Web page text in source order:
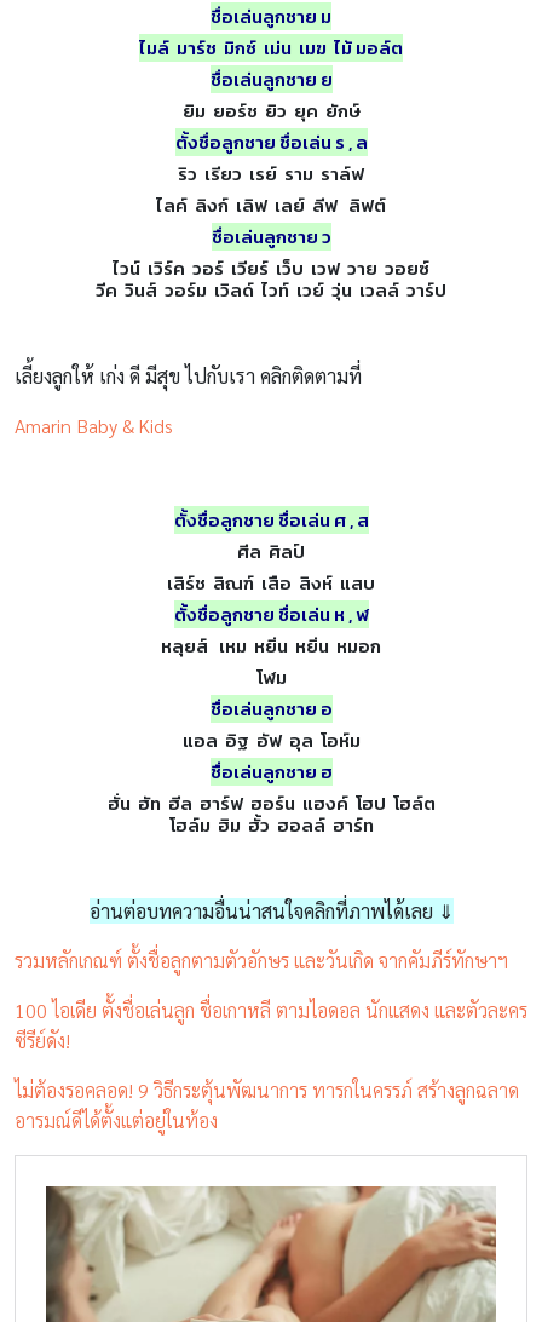
ชื่อเล่นลูกชาย ม
ไมล์ มาร์ช มิกซ์ เม่น เมฆ ไม้ มอล์ต
ชื่อเล่นลูกชาย ย
ยิม ยอร์ช ยิว ยุค ยักษ์
ตั้งชื่อลูกชาย ชื่อเล่น ร , ล
ริว เรียว เรย์ ราม ราล์ฟ
ไลค์ ลิงก์ เลิฟ เลย์ ลีฟ ลิฟต์
ชื่อเล่นลูกชาย ว
ไวน์ เวิร์ค วอร์ เวียร์ เว็บ เวฟ วาย วอยซ์
วีค วินส์ วอร์ม เวิลด์ ไวท์ เวย์ วุ่น เวลล์ วาร์ป
เลี้ยงลูกให้ เก่ง ดี มีสุข ไปกับเรา คลิกติดตามที่
Amarin Baby & Kids
ตั้งชื่อลูกชาย ชื่อเล่น ศ , ส
ศีล ศิลป์
เสิร์ช สิณฑ์ เสือ สิงห์ แสบ
ตั้งชื่อลูกชาย ชื่อเล่น ห , ฬ
หลุยส์ เหม หยิ่น หยิ่น หมอก
โฬม
ชื่อเล่นลูกชาย อ
แอล อิฐ อัฟ อุล โอห์ม
ชื่อเล่นลูกชาย ฮ
ฮั่น ฮัท ฮีล ฮาร์ฟ ฮอร์น แฮงค์ โฮป โฮล์ต
โฮล์ม ฮิม ฮั้ว ฮอลล์ ฮาร์ท
อ่านต่อบทความอื่นน่าสนใจคลิกที่ภาพได้เลย ⇓
รวมหลักเกณฑ์ ตั้งชื่อลูกตามตัวอักษร และวันเกิด จากคัมภีร์ทักษาฯ
100 ไอเดีย ตั้งชื่อเล่นลูก ชื่อเกาหลี ตามไอดอล นักแสดง และตัวละคร
ซีรีย์ดัง!
ไม่ต้องรอคลอด! 9 วิธีกระตุ้นพัฒนาการ ทารกในครรภ์ สร้างลูกฉลาด
อารมณ์ดีได้ตั้งแต่อยู่ในท้อง